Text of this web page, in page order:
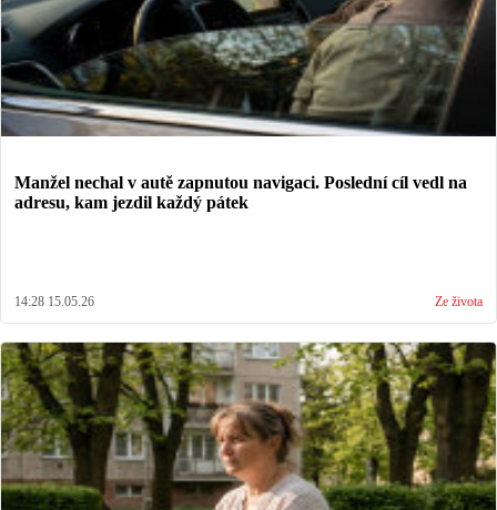
Manžel nechal v autě zapnutou navigaci. Poslední cíl vedl na
adresu, kam jezdil každý pátek
14:28 15.05.26 Ze života